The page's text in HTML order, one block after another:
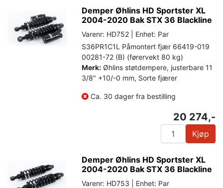
Demper Øhlins HD Sportster XL
2004-2020 Bak STX 36 Blackline
Varenr: HD752 | Enhet: Par
S36PR1C1L Påmontert fjær 66419-019
00281-72 (B) (førervekt 80 kg)
Merk: Øhlins støtdempere, justerbare 11
3/8" +10/-0 mm, Sorte fjærer
Ca. 30 dager fra bestilling
20 274,-
Kjøp
Demper Øhlins HD Sportster XL
2004-2020 Bak STX 36 Blackline
Varenr: HD753 | Enhet: Par